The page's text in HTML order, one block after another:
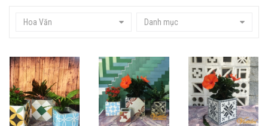
Hoa Văn Danh mục